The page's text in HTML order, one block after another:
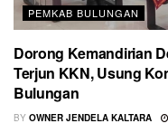
PEMKAB BULUNGAN
Dorong Kemandirian
Terjun KKN, Usung
Bulungan
BY OWNER JENDELA KALTARA